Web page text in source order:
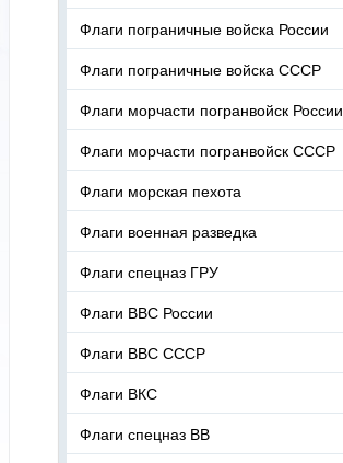
Флаги пограничные войска России
Флаги пограничные войска СССР
Флаги морчасти погранвойск России
Флаги морчасти погранвойск СССР
Флаги морская пехота
Флаги военная разведка
Флаги спецназ ГРУ
Флаги ВВС России
Флаги ВВС СССР
Флаги ВКС
Флаги спецназ ВВ